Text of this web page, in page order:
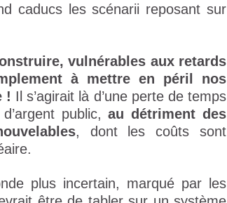
caducs les scénarii reposant sur
vulnérables aux retards
à mettre en péril nos
! Il s’agirait là d’une perte de temps
d’argent public,au détriment des
, dont les coûts sont
plus incertain, marqué par les